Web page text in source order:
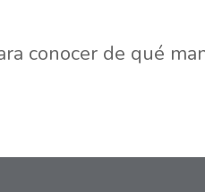
conocer de qué